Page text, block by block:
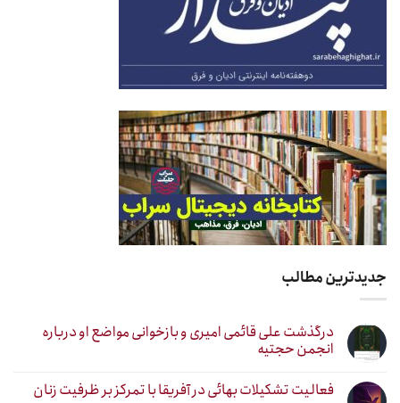
جدیدترین مطالب
درگذشت علی قائمی امیری و بازخوانی مواضع او درباره
انجمن حجتیه
فعالیت تشکیلات بهائی در آفریقا با تمرکز بر ظرفیت زنان